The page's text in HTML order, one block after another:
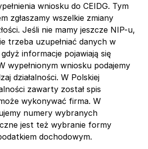
wniosku do CEIDG. Tym
zgłaszamy wszelkie zmiany
Jeśli nie mamy jeszcze NIP-u,
trzeba uzupełniać danych w
informacje pojawiają się
wypełnionym wniosku podajemy
działalności. W Polskiej
zawarty został spis
wykonywać firma. W
numery wybranych
jest też wybranie formy
dochodowym.